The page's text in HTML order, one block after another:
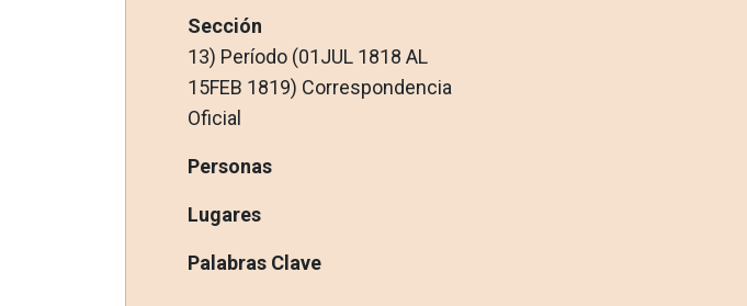
Sección
13) Período (01JUL 1818 AL
15FEB 1819) Correspondencia
Oficial
Personas
Lugares
Palabras Clave